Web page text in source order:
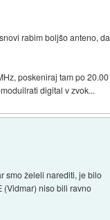
rabim boljšo anteno, da
poskeniraj tam po 20.00
digital v zvok...
smo želeli narediti, je bilo
(Vidmar) niso bili ravno